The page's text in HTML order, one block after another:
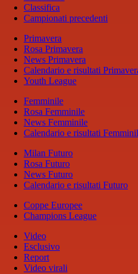
Classifica
Campionati precedenti
Primavera
Rosa Primavera
News Primavera
Calendario e risultati
Youth League
Femminile
Rosa Femminile
News Femminile
Calendario e risultati
Milan Futuro
Rosa Futuro
News Futuro
Calendario e risultati Futuro
Coppe Europee
Champions League
Video
Esclusivo
Report
Video virali